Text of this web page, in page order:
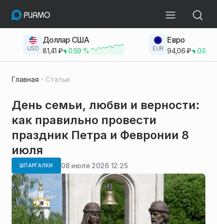
USD
Доллар США
81,41 ₽ 0.59 % EUR
Евро
94,06₽ 0.93
Главная Статьи
День семьи, любви и верности:
как правильно провести
праздник Петра и Февронии 8
июля
ШПАРГАЛКИ 08 июля 2026 12:25